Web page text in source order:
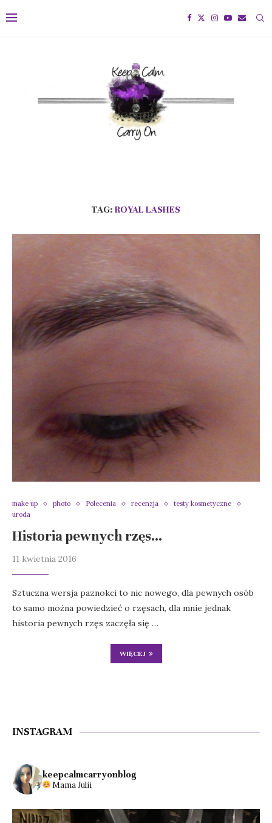
TAG: ROYAL LASHES
make up photo Polecenia recenzja
testy kosmetyczne
uroda
Historia pewnych rzęs…
11 kwietnia 2016
Sztuczna wersja paznokci to nic nowego, dla pewnych osób
to samo można powiedzieć o rzęsach, dla mnie jednak
historia pewnych rzęs zaczęła się …
WIĘCEJ
INSTAGRAM
keepcalmcarryonblog
Mama Julii